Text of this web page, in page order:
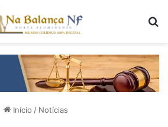
Início / Notícias